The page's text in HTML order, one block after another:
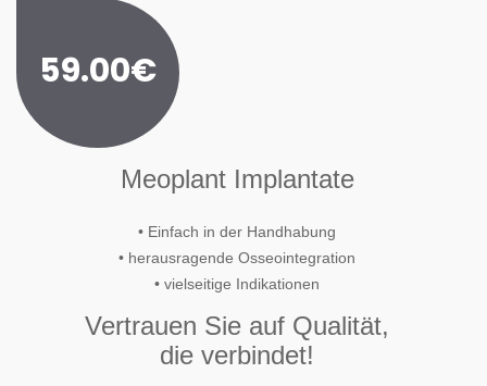
Meoplant Implantate
• Einfach in der Handhabung
• herausragende Osseointegration
• vielseitige Indikationen
Vertrauen Sie auf Qualität,
die verbindet!
59.00€